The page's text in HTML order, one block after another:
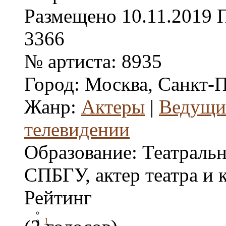
Размещено 10.11.2019
3366
№ артиста: 8935
Город: Москва, Санкт-
Жанр: Актеры |
телевидении
Образование:
СПБГУ, актер театра и
Рейтинг
1